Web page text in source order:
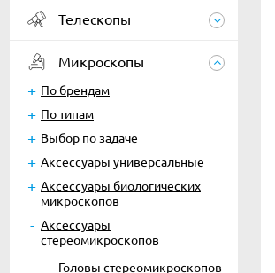
Телескопы
Микроскопы
По брендам
По типам
Выбор по задаче
Аксессуары универсальные
Аксессуары биологических
микроскопов
Аксессуары
стереомикроскопов
Головы стереомикроскопов